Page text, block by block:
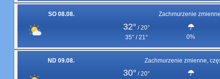
SO 08.08. Zachmurzenie
32° / 20°
35° / 21°
0%
ND 09.08. Zachmurzenie zmienne,
30° / 20°